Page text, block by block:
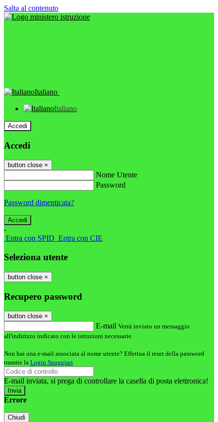
Salta al contenuto
Italiano
Italiano
Accedi
Accedi
button close ×
Nome Utente
Password
Password dimenticata?
-
Entra con SPID Entra con CIE
Seleziona utente
button close ×
Recupero password
button close ×
E-mail Verrà inviato un messaggio
all'indirizzo indicato con le istruzioni necessarie.
Non hai una e-mail associata al nome utente? Effettua il reset della password
tramite la Login Spaggiari
E-mail inviata, si prega di controllare la casella di posta elettronica!
Errore
Chiudi